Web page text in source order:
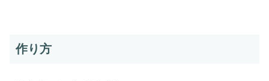
作り方